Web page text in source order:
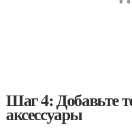
Шаг 4: Добавьте
аксессуары